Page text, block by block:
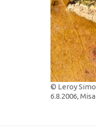
© Leroy
6.8.2006,